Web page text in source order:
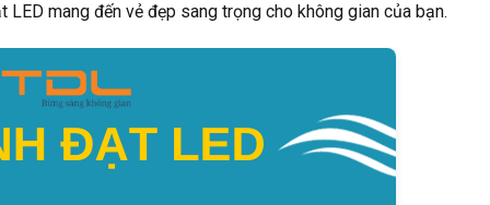
mang đến vẻ đẹp sang trọng cho không gian của bạn.